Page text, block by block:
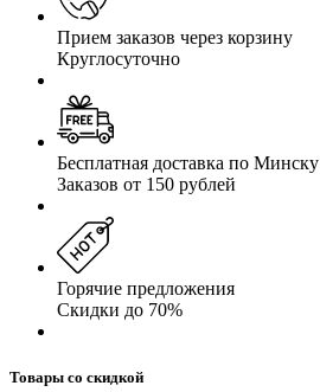
Прием заказов через корзину
Круглосуточно
Бесплатная доставка по Минску
Заказов от 150 рублей
Горячие предложения
Скидки до 70%
Товары со скидкой